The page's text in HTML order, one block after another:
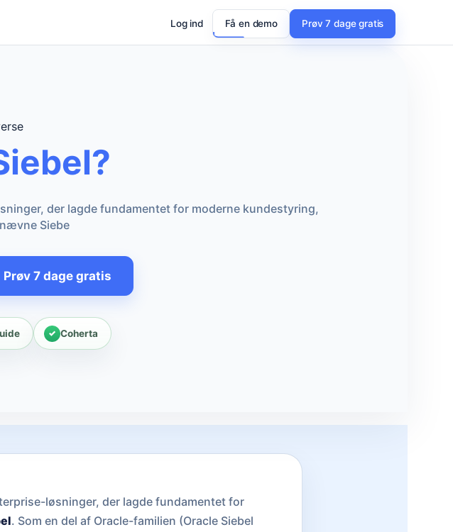
Log ind Få en demo Prøv 7 dage gratis
der lagde fundamentet for moderne kundestyring,
Siebe
Prøv 7 dage gratis
Coherta
løsninger, der lagde fundamentet for
. Som en del af Oracle-familien (Oracle Siebel